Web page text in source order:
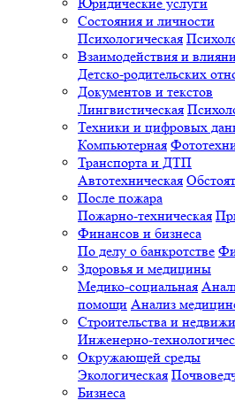
Состояния и личности
Психологическая
Взаимодействия и
Детско-родительских
Документов и текстов
Лингвистическая
Техники и цифровых
Компьютерная
Транспорта и ДТП
Автотехническая
После пожара
Пожарно-техническая
Финансов и бизнеса
По делу о банкротстве
Здоровья и медицины
Медико-социальная
помощи Анализ
Строительства и
Инженерно-
Окружающей среды
Экологическая
Бизнеса